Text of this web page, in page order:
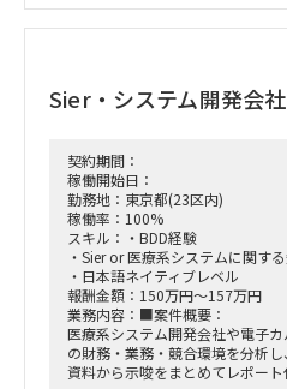
Sier・システム開発会
契約期間：
稼働開始日：
勤務地：東京都(23区内)
稼働率：100%
スキル：・BDD経験
・Sier or 医療系システムに関す
・日本語ネイティブレベル
報酬金額：150万円～157万円
業務内容：■案件概要：
医療系システム開発会社や電子
の財務・業務・競合環境を分析し、
資料から示唆をまとめてレポート